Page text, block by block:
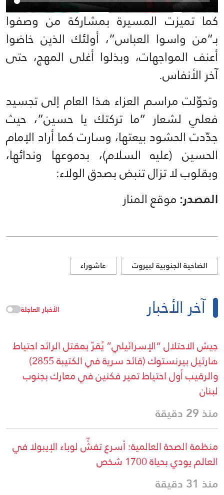
كما تميزت المسيرة بمشاركة من وصفوا
بـ”من واسوا العباس”، أولئك الذين خاضوا
أعنف المواجهات، وبذلوا أغلى المهج، حتى
آخر الأنفاس.
وتحوّلت مراسم العزاء هذا العام إلى تجسيد
فعلي لشعار “ما تركتك يا حسين”، حيث
جدّدت الحشود بيعتها، وسارت كما أراد الإمام
الحسين (عليه السلام)، بدموعها وندائها،
وبقلوب لا تزال تنبض بصدق الولاء:
المصدر:موقع المنار
الضاحية الجنوبية لبيروت عاشوراء
آخر الأخبار الأخبار العاجلة
جيش الاحتلال “الإسرائيلي” يُقرّ بمقتل الرائد احتياط
هارئيل بيرنستوك (قائد سرية في الكتيبة 2855)
والرقيب أول احتياط تمير فكنين في معارك بجنوب
لبنان
منذ 29 دقيقة
منظمة الصحة العالمية: أسرع تفشٍّ لوباء الإيبولا في
العالم يودي بحياة 1700 شخص
منذ 31 دقيقة